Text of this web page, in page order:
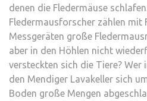
denen die Fledermäuse
Fledermausforscher zählen mit
Messgeräten große
aber in den Höhlen nicht
versteckten sich die Tiere? Wer
den Mendiger Lavakeller sich
Boden große Mengen